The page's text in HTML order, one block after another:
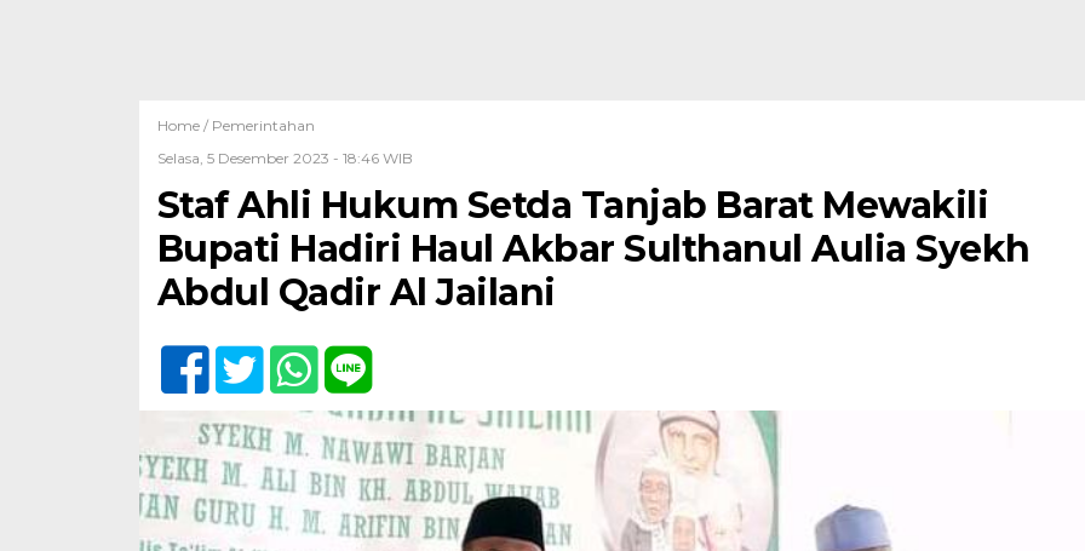
Home / Pemerintahan
Selasa, 5 Desember 2023 - 18:46 WIB
Staf Ahli Hukum Setda Tanjab Barat Mewakili
Bupati Hadiri Haul Akbar Sulthanul Aulia Syekh
Abdul Qadir Al Jailani